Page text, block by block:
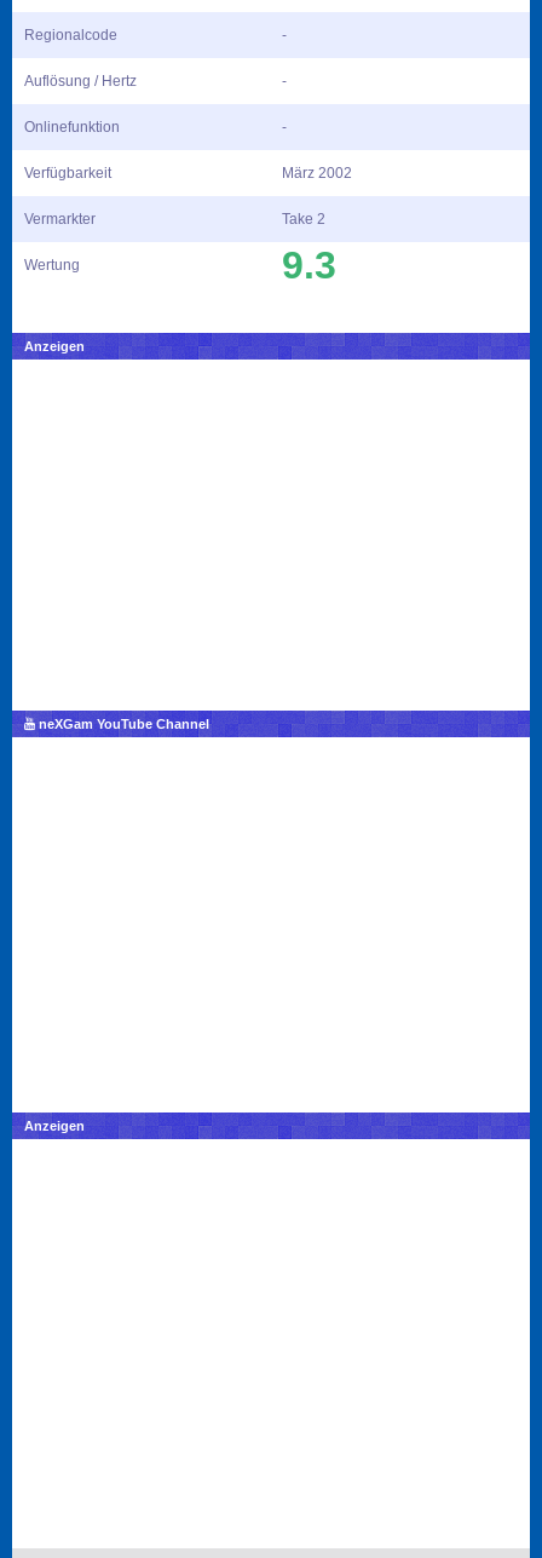
Regionalcode -
Auflösung / Hertz -
Onlinefunktion -
Verfügbarkeit März 2002
Vermarkter Take 2
Wertung 9.3
Anzeigen
neXGam YouTube Channel
Anzeigen